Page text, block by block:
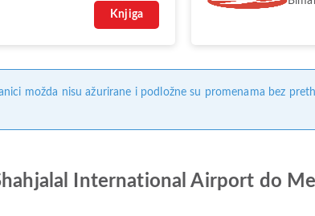
Knjiga
možda nisu ažurirane i podložne su promenama bez
International Airport do